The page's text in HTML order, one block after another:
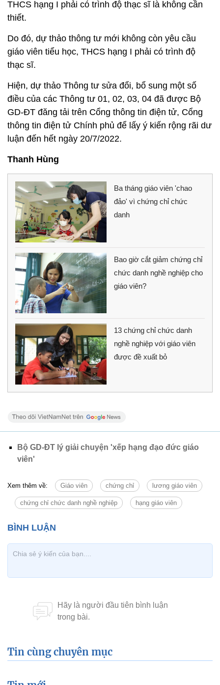
THCS hạng I phải có trình độ thạc sĩ là không cần
thiết.
Do đó, dự thảo thông tư mới không còn yêu cầu
giáo viên tiểu học, THCS hạng I phải có trình độ
thạc sĩ.
Hiện, dự thảo Thông tư sửa đổi, bổ sung một số
điều của các Thông tư 01, 02, 03, 04 đã được Bộ
GD-ĐT đăng tải trên Cổng thông tin điện tử, Cổng
thông tin điện tử Chính phủ để lấy ý kiến rộng rãi dư
luận đến hết ngày 20/7/2022.
Thanh Hùng
Ba tháng giáo viên 'chao
đảo' vì chứng chỉ chức
danh
Bao giờ cắt giảm chứng chỉ
chức danh nghề nghiệp cho
giáo viên?
13 chứng chỉ chức danh
nghề nghiệp với giáo viên
được đề xuất bỏ
Bộ GD-ĐT lý giải chuyện 'xếp hạng đạo đức giáo
viên'
Xem thêm về: Giáo viên chứng chỉ lương giáo viên
chứng chỉ chức danh nghề nghiệp hạng giáo viên
Tin cùng chuyên mục